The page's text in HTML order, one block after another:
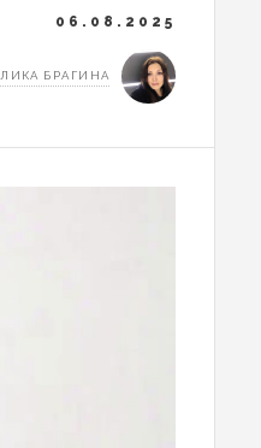
06.08.2025
ЛИКА БРАГИНА